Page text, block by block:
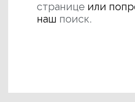
странице или
наш поиск.